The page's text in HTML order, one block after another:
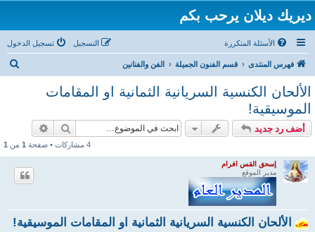
ديريك ديلان يرحب بكم
الأسئلة المتكررة تسجيل الدخول التسجيل
فهرس المنتدى قسم الفنون الجميلة الفن والفنانين
الألحان الكنسية السريانية الثمانية او المقامات
الموسيقية!
أضف رد جديد بحث
4 مشاركات • صفحة 1 من 1
إسحق القس افرام
مدير الموقع
الألحان الكنسية السريانية الثمانية او المقامات الموسيقية!